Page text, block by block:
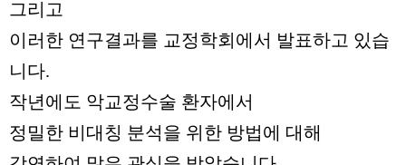
그리고
이러한 연구결과를 교정학회에서 발표하고 있습
니다.
작년에도 악교정수술 환자에서
정밀한 비대칭 분석을 위한 방법에 대해